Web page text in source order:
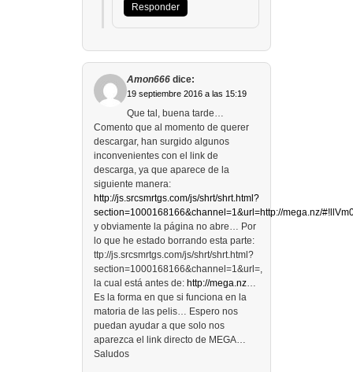
Responder
Amon666 dice:
19 septiembre 2016 a las 15:19
Que tal, buena tarde…
Comento que al momento de querer
descargar, han surgido algunos
inconvenientes con el link de
descarga, ya que aparece de la
siguiente manera:
http://js.srcsmrtgs.com/js/shrt/shrt.html?
section=1000168166&channel=1&url=http://mega.nz/
y obviamente la página no abre… Por
lo que he estado borrando esta parte:
ttp://js.srcsmrtgs.com/js/shrt/shrt.html?
section=1000168166&channel=1&url=,
la cual está antes de: http://mega.nz…
Es la forma en que si funciona en la
matoria de las pelis… Espero nos
puedan ayudar a que solo nos
aparezca el link directo de MEGA…
Saludos